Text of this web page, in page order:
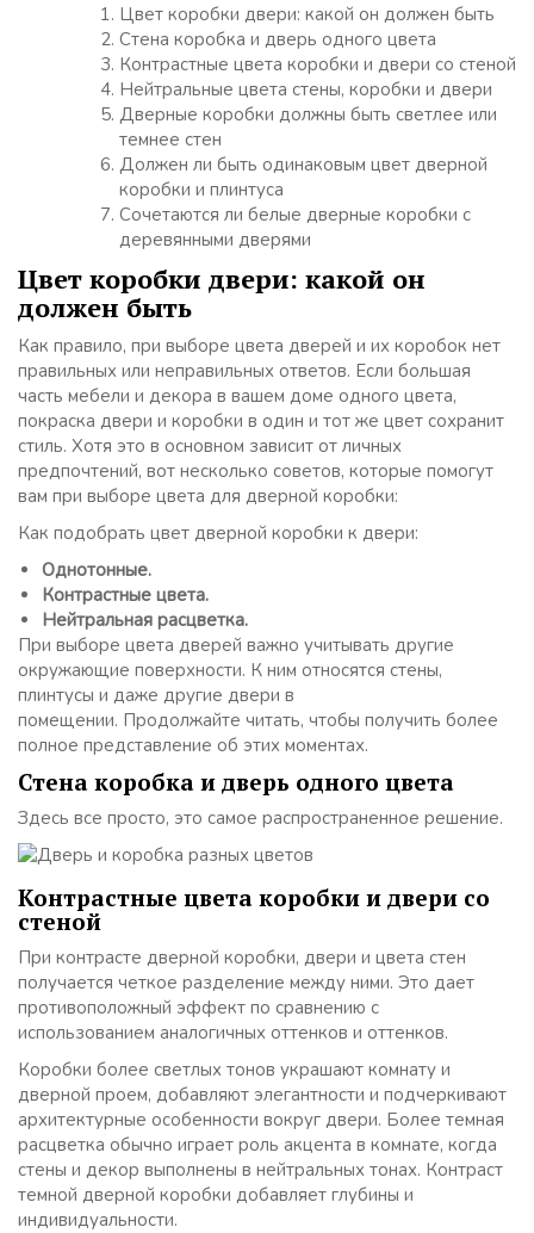
Цвет коробки двери: какой он должен быть
Стена коробка и дверь одного цвета
Контрастные цвета коробки и двери со стеной
Нейтральные цвета стены, коробки и двери
Дверные коробки должны быть светлее или
темнее стен
Должен ли быть одинаковым цвет дверной
коробки и плинтуса
Сочетаются ли белые дверные коробки с
деревянными дверями
Цвет коробки двери: какой он
должен быть
Как правило, при выборе цвета дверей и их коробок нет
правильных или неправильных ответов. Если большая
часть мебели и декора в вашем доме одного цвета,
покраска двери и коробки в один и тот же цвет сохранит
стиль. Хотя это в основном зависит от личных
предпочтений, вот несколько советов, которые помогут
вам при выборе цвета для дверной коробки:
Как подобрать цвет дверной коробки к двери:
Однотонные.
Контрастные цвета.
Нейтральная расцветка.
При выборе цвета дверей важно учитывать другие
окружающие поверхности. К ним относятся стены,
плинтусы и даже другие двери в
помещении. Продолжайте читать, чтобы получить более
полное представление об этих моментах.
Стена коробка и дверь одного цвета
Здесь все просто, это самое распространенное решение.
Контрастные цвета коробки и двери со
стеной
При контрасте дверной коробки, двери и цвета стен
получается четкое разделение между ними. Это дает
противоположный эффект по сравнению с
использованием аналогичных оттенков и оттенков.
Коробки более светлых тонов украшают комнату и
дверной проем, добавляют элегантности и подчеркивают
архитектурные особенности вокруг двери. Более темная
расцветка обычно играет роль акцента в комнате, когда
стены и декор выполнены в нейтральных тонах. Контраст
темной дверной коробки добавляет глубины и
индивидуальности.